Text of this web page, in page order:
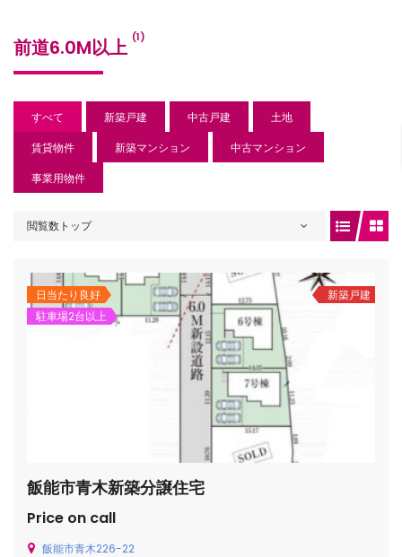
前道6.0M以上 (1)
すべて 新築戸建 中古戸建
土地
賃貸物件
新築マンション
中古マンション
事業用物件
閲覧数トップ
日当たり良好
駐車場2台以上
新築戸建
飯能市青木新築分譲住宅
Price on call
飯能市青木226-22
top-
top-
manager/wp-